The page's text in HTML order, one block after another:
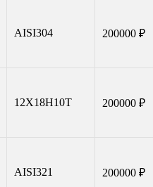
AISI304 200000 ₽
12Х18Н10Т 200000 ₽
AISI321 200000 ₽